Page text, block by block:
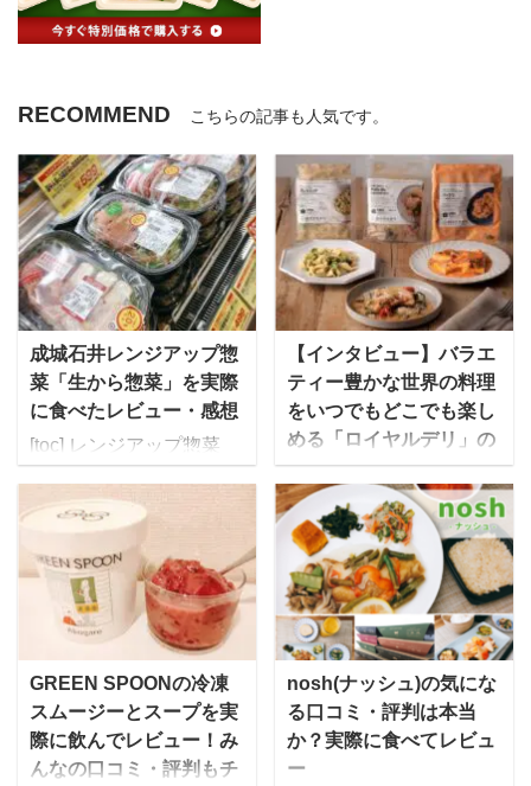
RECOMMEND こちらの記事も人気です。
成城石井レンジアップ惣
菜「生から惣菜」を実際
に食べたレビュー・感想
[toc] レンジアップ惣菜
を求めて成城石井の店舗
へ スーパーマーケット成
城石井は、直輸入ワイ
ン、チーズ、自家製惣
菜、生鮮食品、輸入菓子
など、日本だけでなく海
外各地から取り寄せた、
選りすぐりの食品をそろ
えていることで有名で
す。 だいすけちょっとい
【インタビュー】バラエ
ティー豊かな世界の料理
をいつでもどこでも楽し
める「ロイヤルデリ」の
こだわりとは！？
今回、レストランの味を
家庭で簡単に楽しめるフ
ローズンミールを提供し
ている「ロイヤルデリ」
にお話を伺いました。
「ロイヤルデリ」はEC
サイトを中心にロイヤル
ホストや天丼てんや、一
部専門店、空港レストラ
GREEN SPOONの冷凍
スムージーとスープを実
際に飲んでレビュー！み
んなの口コミ・評判もチ
nosh(ナッシュ)の気にな
る口コミ・評判は本当
か？実際に食べてレビュ
ー